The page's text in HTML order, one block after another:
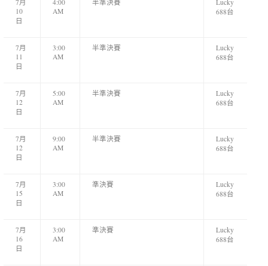
7月
10
日
4:00
AM
半準決賽
Lucky
688台
7月
11
日
3:00
AM
半準決賽
Lucky
688台
7月
12
日
5:00
AM
半準決賽
Lucky
688台
7月
12
日
9:00
AM
半準決賽
Lucky
688台
7月
15
日
3:00
AM
準決賽
Lucky
688台
7月
16
日
3:00
AM
準決賽
Lucky
688台